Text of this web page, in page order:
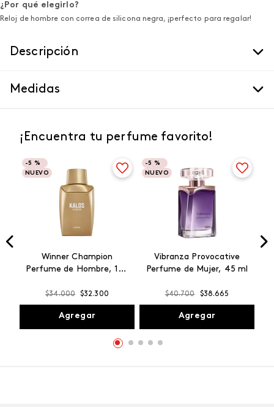
¿Por qué elegirlo?
Reloj de hombre con correa de silicona negra, ¡perfecto para regalar!
Descripción
Medidas
¡Encuentra tu perfume favorito!
-5 %
NUEVO
Winner Champion
Perfume de Hombre, 100
$34.000 $32.300
Agregar
-5 %
NUEVO
Vibranza Provocative
Perfume de Mujer, 45 ml
$40.700 $38.665
Agregar